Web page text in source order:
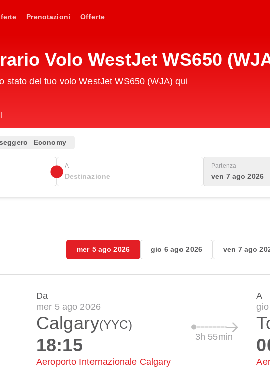
Prenotazioni Offerte
Volo WestJet WS650
stato del tuo volo WestJet WS650 (WJA) qui
Economy
A Partenza
ven 7 ago 2026
mer 5 ago 2026 gio 6 ago 2026 ven 7 ago
Da
mer 5 ago 2026
Calgary(YYC)
18:15
Aeroporto Internazionale Calgary
3h 55min
A